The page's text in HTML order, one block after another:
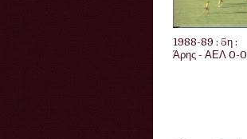
1988-89 : 5η :
Άρης - ΑΕΛ 0-0